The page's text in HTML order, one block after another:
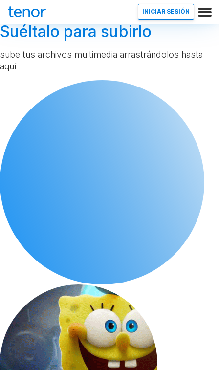
INICIAR SESIÓN
Suéltalo para subirlo
sube tus archivos multimedia arrastrándolos hasta
aquí